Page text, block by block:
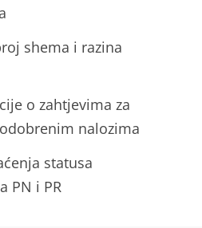
shema i razina
o zahtjevima za
nalozima
statusa
PN i PR